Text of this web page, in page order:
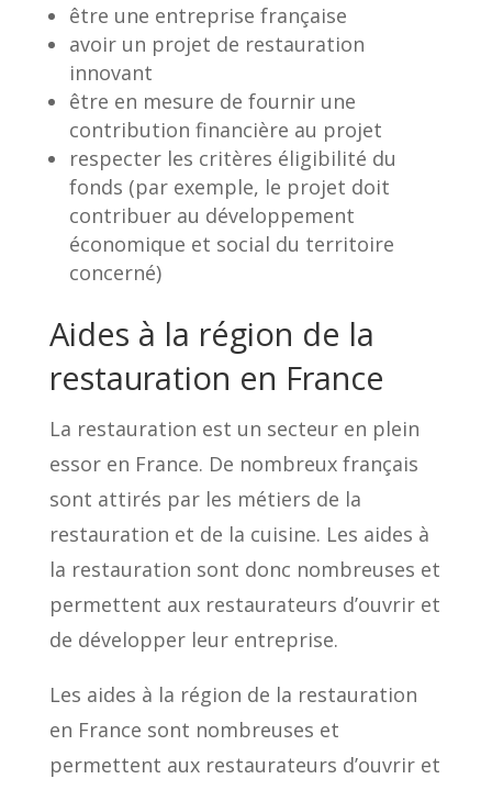
être une entreprise française
avoir un projet de restauration
innovant
être en mesure de fournir une
contribution financière au projet
respecter les critères éligibilité du
fonds (par exemple, le projet doit
contribuer au développement
économique et social du territoire
concerné)
Aides à la région de la
restauration en France
La restauration est un secteur en plein
essor en France. De nombreux français
sont attirés par les métiers de la
restauration et de la cuisine. Les aides à
la restauration sont donc nombreuses et
permettent aux restaurateurs d’ouvrir et
de développer leur entreprise.
Les aides à la région de la restauration
en France sont nombreuses et
permettent aux restaurateurs d’ouvrir et